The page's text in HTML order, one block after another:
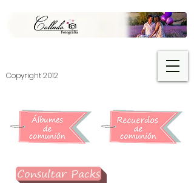
​Copyright 2012
Consultar Packs